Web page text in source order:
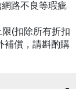
路不良等瑕疵
(扣除所有折扣
補償，請斟酌購